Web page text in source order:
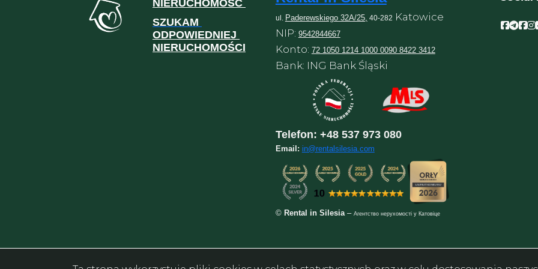
NIERUCHOMOŚĆ
SZUKAM
ODPOWIEDNIEJ
NIERUCHOMOŚCI
ul. Paderewskiego 32A/25, 40-282 Katowice
NIP: 9542844667
Konto: 72 1050 1214 1000 0090 8422 3412
Bank: ING Bank Śląski
Telefon: +48 537 973 080
Email: in@rentalsilesia.com
© Rental in Silesia– Агентство нерухомості у Катовіце